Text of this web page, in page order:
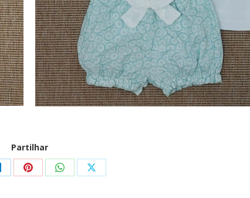
Partilhar